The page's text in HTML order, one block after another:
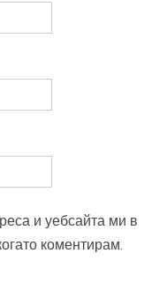
и уебсайта ми в
коментирам.